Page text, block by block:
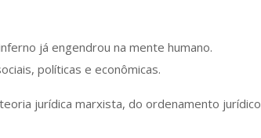
já engendrou na mente humano.
políticas e econômicas.
jurídica marxista, do ordenamento jurídico